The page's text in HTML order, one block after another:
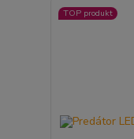
TOP produkt